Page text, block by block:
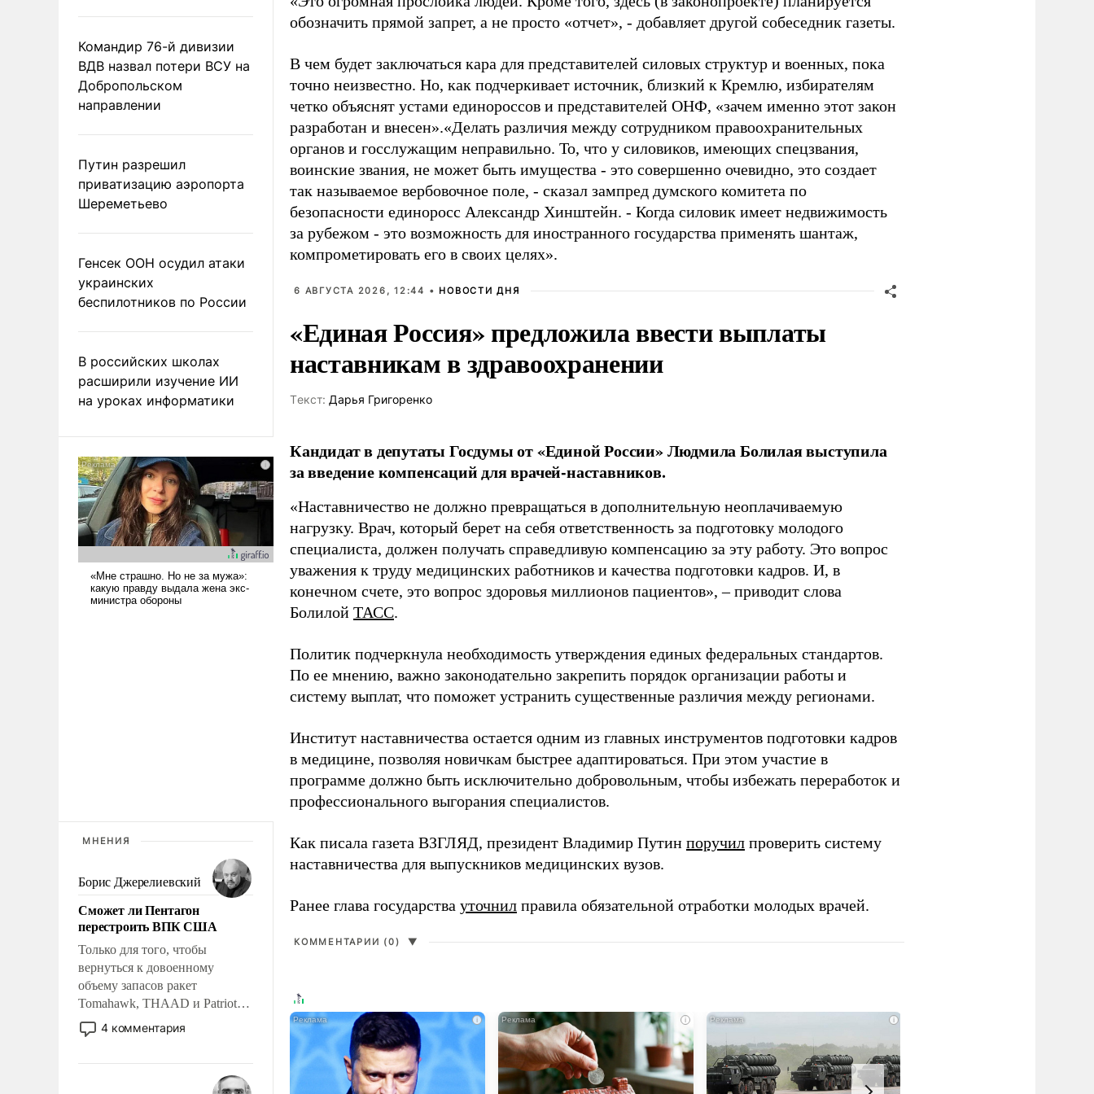
Командир 76-й дивизии
ВДВ назвал потери ВСУ на
Добропольском
направлении
Путин разрешил
приватизацию аэропорта
Шереметьево
Генсек ООН осудил атаки
украинских
беспилотников по России
В российских школах
расширили изучение ИИ
на уроках информатики
МНЕНИЯ
Борис Джерелиевский
Сможет ли Пентагон
перестроить ВПК США
Только для того, чтобы
вернуться к довоенному
объему запасов ракет
Tomahawk, THAAD и Patriot
США потребуется более трех
лет. Даже небольшая война с
4 комментария
обозначить прямой запрет, а не просто «отчет», - добавляет другой собеседник газеты.
В чем будет заключаться кара для представителей силовых структур и военных, пока
точно неизвестно. Но, как подчеркивает источник, близкий к Кремлю, избирателям
четко объяснят устами единороссов и представителей ОНФ, «зачем именно этот закон
разработан и внесен».«Делать различия между сотрудником правоохранительных
органов и госслужащим неправильно. То, что у силовиков, имеющих спецзвания,
воинские звания, не может быть имущества - это совершенно очевидно, это создает
так называемое вербовочное поле, - сказал зампред думского комитета по
безопасности единоросс Александр Хинштейн. - Когда силовик имеет недвижимость
за рубежом - это возможность для иностранного государства применять шантаж,
компрометировать его в своих целях».
6 АВГУСТА 2026, 12:44 • НОВОСТИ ДНЯ
«Единая Россия» предложила ввести выплаты
наставникам в здравоохранении
Tекст: Дарья Григоренко
Кандидат в депутаты Госдумы от «Единой России» Людмила Болилая выступила
за введение компенсаций для врачей-наставников.
«Наставничество не должно превращаться в дополнительную неоплачиваемую
нагрузку. Врач, который берет на себя ответственность за подготовку молодого
специалиста, должен получать справедливую компенсацию за эту работу. Это вопрос
уважения к труду медицинских работников и качества подготовки кадров. И, в
конечном счете, это вопрос здоровья миллионов пациентов», – приводит слова
Болилой ТАСС.
Политик подчеркнула необходимость утверждения единых федеральных стандартов.
По ее мнению, важно законодательно закрепить порядок организации работы и
систему выплат, что поможет устранить существенные различия между регионами.
Институт наставничества остается одним из главных инструментов подготовки кадров
в медицине, позволяя новичкам быстрее адаптироваться. При этом участие в
программе должно быть исключительно добровольным, чтобы избежать переработок и
профессионального выгорания специалистов.
Как писала газета ВЗГЛЯД, президент Владимир Путин поручил проверить систему
наставничества для выпускников медицинских вузов.
Ранее глава государства уточнил правила обязательной отработки молодых врачей.
КОММЕНТАРИИ (0) ▼
i i i